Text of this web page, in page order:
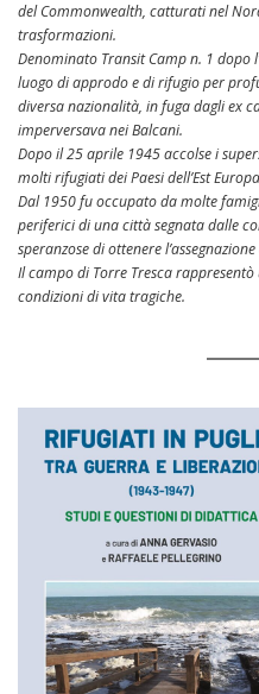
del Commonwealth, catturati nel
trasformazioni.
Denominato Transit Camp n. 1 dopo
luogo di approdo e di rifugio per
diversa nazionalità, in fuga dagli ex
imperversava nei Balcani.
Dopo il 25 aprile 1945 accolse i
molti rifugiati dei Paesi dell’Est
Dal 1950 fu occupato da molte
periferici di una città segnata dalle
speranzose di ottenere
Il campo di Torre Tresca
condizioni di vita tragiche.